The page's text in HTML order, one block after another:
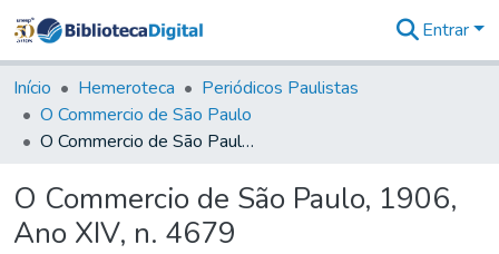
&
Coleções
Tudo na
Biblioteca
Estatísticas
Entrar
Início Hemeroteca
Periódicos Paulistas
O Commercio de São Paulo
O Commercio de São Paulo, 1906, Ano XIV, n. 4679
O Commercio de São Paulo, 1906,
Ano XIV, n. 4679